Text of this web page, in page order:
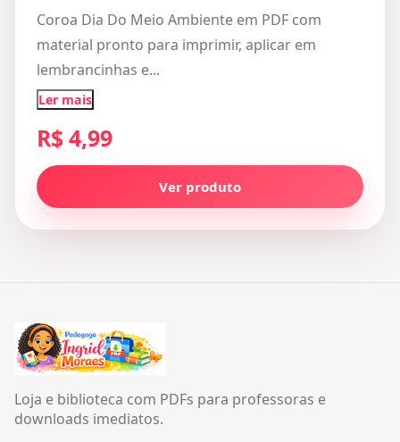
Coroa Dia Do Meio Ambiente em PDF com
material pronto para imprimir, aplicar em
lembrancinhas e...
Ler mais
R$ 4,99
Ver produto
Loja e biblioteca com PDFs para professoras e
downloads imediatos.